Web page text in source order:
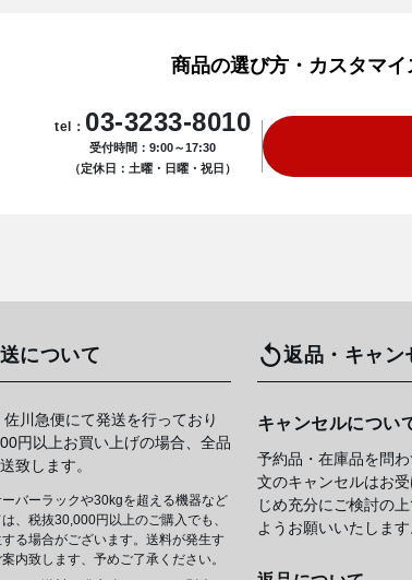
商品の選び方・カスタマ
tel： 03-3233-8010
受付時間：9:00～17:30
（定休日：土曜・日曜・祝日）
について
川急便にて発送を行っており
円以上お買い上げの場合、全品
致します。
バーラックや30kgを超える機器など
、税抜30,000円以上のご購入でも、
る場合がございます。送料が発生す
内致します、予めご了承ください。
返品・キャン
キャンセルについ
予約品・在庫品を問
文のキャンセルはお
じめ充分にご検討の
ようお願いいたします